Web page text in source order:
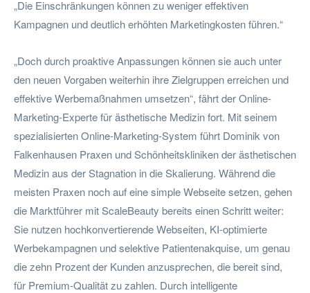
„Die Einschränkungen können zu weniger effektiven
Kampagnen und deutlich erhöhten Marketingkosten führen.“
„Doch durch proaktive Anpassungen können sie auch unter
den neuen Vorgaben weiterhin ihre Zielgruppen erreichen und
effektive Werbemaßnahmen umsetzen“, fährt der Online-
Marketing-Experte für ästhetische Medizin fort. Mit seinem
spezialisierten Online-Marketing-System führt Dominik von
Falkenhausen Praxen und Schönheitskliniken der ästhetischen
Medizin aus der Stagnation in die Skalierung. Während die
meisten Praxen noch auf eine simple Webseite setzen, gehen
die Marktführer mit ScaleBeauty bereits einen Schritt weiter:
Sie nutzen hochkonvertierende Webseiten, KI-optimierte
Werbekampagnen und selektive Patientenakquise, um genau
die zehn Prozent der Kunden anzusprechen, die bereit sind,
für Premium-Qualität zu zahlen. Durch intelligente